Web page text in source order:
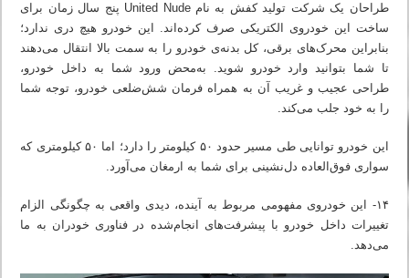
طراحان یک شرکت تولید کفش به نام United Nude پنج سال زمان برای
ساخت این خودروی الکتریکی صرف کرده‌اند. این خودرو هیچ دری ندارد؛
بنابراین محرک‌های برقی، کل بدنه‌ی خودرو را به سمت بالا انتقال می‌دهند
تا شما بتوانید وارد خودرو شوید. به‌محض ورود شما به داخل خودرو،
طراحی عجیب‌ و غریب آن به همراه فرمان شش‌ضلعی خودرو، توجه شما
را به خود جلب می‌کند.
این خودرو توانایی طی مسیر حدود ۵۰ کیلومتر را دارد؛ اما ۵۰ کیلومتری که
سواری فوق‌العاده دل‌نشینی برای شما به ارمغان می‌آورد.
۱۴- این خودروی مفهومی مربوط به آینده، دیدی واقعی به چگونگی الزام
تغییرات داخل خودرو با پیشرفت‌های انجام‌شده در فناوری خودران به ما
می‌دهد.